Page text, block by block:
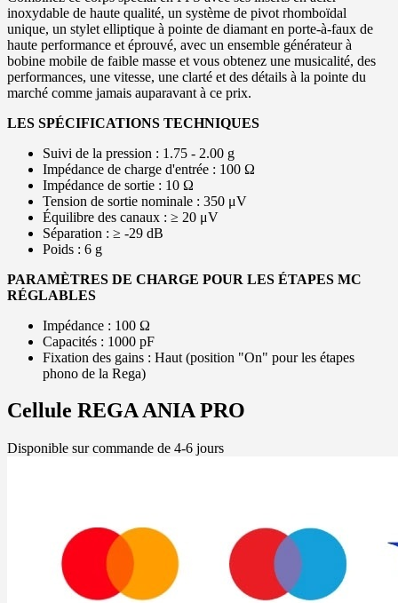
inoxydable de haute qualité, un système de pivot rhomboïdal
unique, un stylet elliptique à pointe de diamant en porte-à-faux de
haute performance et éprouvé, avec un ensemble générateur à
bobine mobile de faible masse et vous obtenez une musicalité, des
performances, une vitesse, une clarté et des détails à la pointe du
marché comme jamais auparavant à ce prix.
LES SPÉCIFICATIONS TECHNIQUES
Suivi de la pression : 1.75 - 2.00 g
Impédance de charge d'entrée : 100 Ω
Impédance de sortie : 10 Ω
Tension de sortie nominale : 350 μV
Équilibre des canaux : ≥ 20 μV
Séparation : ≥ -29 dB
Poids : 6 g
PARAMÈTRES DE CHARGE POUR LES ÉTAPES MC
RÉGLABLES
Impédance : 100 Ω
Capacités : 1000 pF
Fixation des gains : Haut (position "On" pour les étapes
phono de la Rega)
Cellule REGA ANIA PRO
Disponible sur commande de 4-6 jours